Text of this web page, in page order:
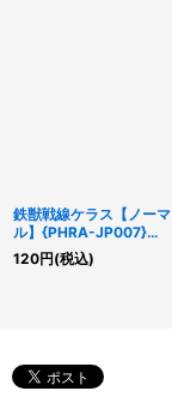
鉄獣戦線ケラス【ノーマ
ル】{PHRA-JP007}
《モンスター》
120円(税込)